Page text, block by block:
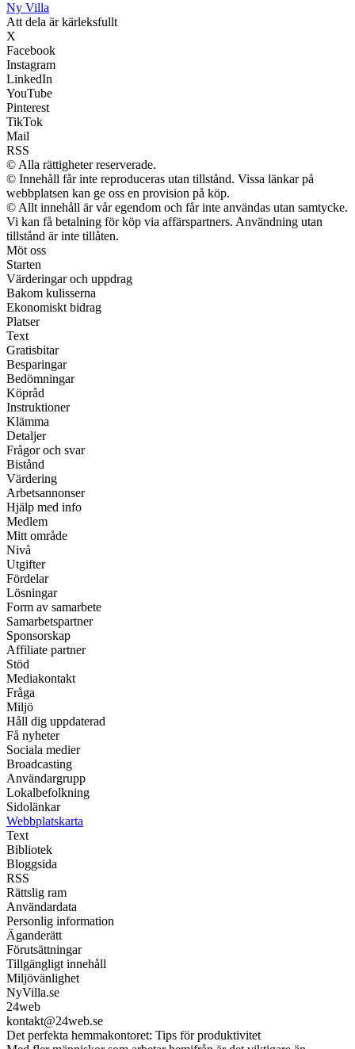
Ny Villa
Att dela är kärleksfullt
X
Facebook
Instagram
LinkedIn
YouTube
Pinterest
TikTok
Mail
RSS
© Alla rättigheter reserverade.
© Innehåll får inte reproduceras utan tillstånd. Vissa länkar på
webbplatsen kan ge oss en provision på köp.
© Allt innehåll är vår egendom och får inte användas utan samtycke.
Vi kan få betalning för köp via affärspartners. Användning utan
tillstånd är inte tillåten.
Möt oss
Starten
Värderingar och uppdrag
Bakom kulisserna
Ekonomiskt bidrag
Platser
Text
Gratisbitar
Besparingar
Bedömningar
Köpråd
Instruktioner
Klämma
Detaljer
Frågor och svar
Bistånd
Värdering
Arbetsannonser
Hjälp med info
Medlem
Mitt område
Nivå
Utgifter
Fördelar
Lösningar
Form av samarbete
Samarbetspartner
Sponsorskap
Affiliate partner
Stöd
Mediakontakt
Fråga
Miljö
Håll dig uppdaterad
Få nyheter
Sociala medier
Broadcasting
Användargrupp
Lokalbefolkning
Sidolänkar
Webbplatskarta
Text
Bibliotek
Bloggsida
RSS
Rättslig ram
Användardata
Personlig information
Äganderätt
Förutsättningar
Tillgängligt innehåll
Miljövänlighet
NyVilla.se
24web
kontakt@24web.se
Det perfekta hemmakontoret: Tips för produktivitet